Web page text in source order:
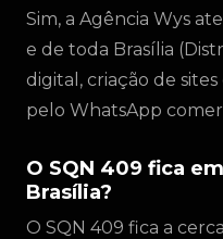
Sim, a Agência Wys
e de toda Brasília
digital, criação de
pelo WhatsApp
O SQN 409 fica
Brasília?
O SQN 409 fica a